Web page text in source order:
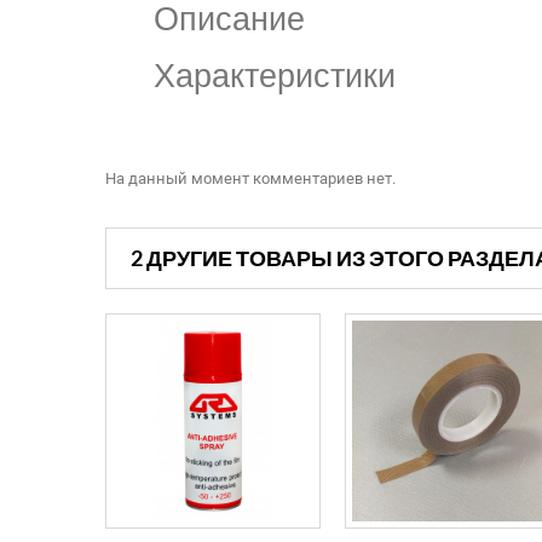
Описание
Характеристики
На данный момент комментариев нет.
2 ДРУГИЕ ТОВАРЫ ИЗ ЭТОГО